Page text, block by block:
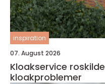
inspiration
07. August 2026
Kloakservice roskilde effektiv hjælp til
kloakproblemer